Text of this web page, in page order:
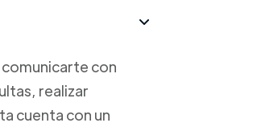
con
realizar
cuenta con un